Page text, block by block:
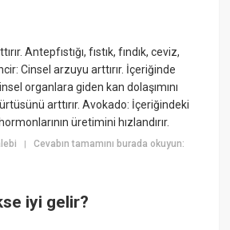
Antepfıstığı, fıstık, fındık, ceviz,
Cinsel arzuyu arttırır. İçeriğinde
organlara giden kan dolaşımını
arttırır. Avokado: İçeriğindeki
üretimini hızlandırır.
|Cevabın tamamını burada okuyun:
iyi gelir?